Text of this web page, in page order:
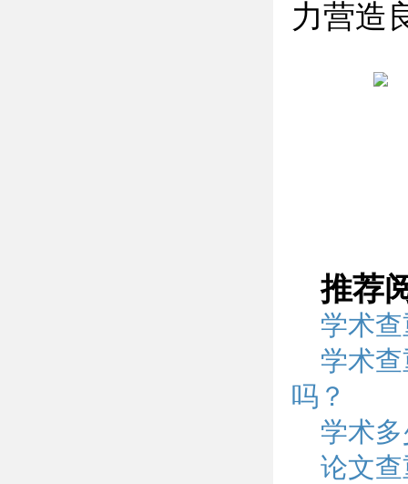
力营造
推荐
学术
学术
吗？
学术
论文